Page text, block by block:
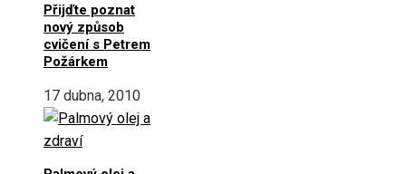
Přijďte poznat
nový způsob
cvičení s Petrem
Požárkem
17 dubna, 2010